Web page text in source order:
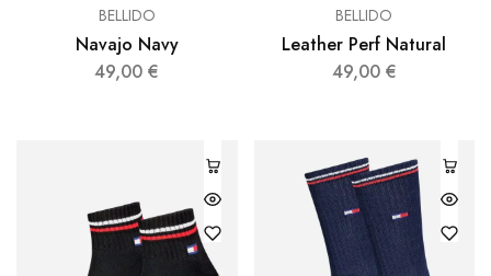
BELLIDO
Navajo Navy
49,00€
BELLIDO
Leather Perf Natural
49,00 €